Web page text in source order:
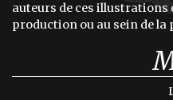
auteurs de ces illustrations
production ou au sein de la